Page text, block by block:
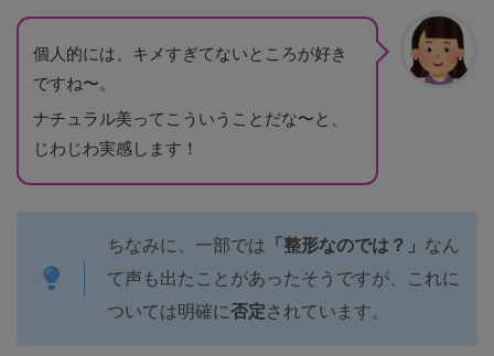
個人的には、キメすぎてないところが好き
ですね〜。
ナチュラル美ってこういうことだな〜と、
じわじわ実感します！
ちなみに、一部では 「整形なのでは？」 なん
て声も出たことがあったそうですが、これに
ついては明確に否定されています。